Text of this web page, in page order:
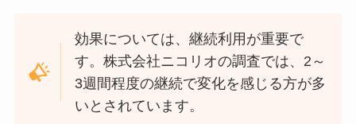
効果については、継続利用が重要で
す。株式会社ニコリオの調査では、2～
3週間程度の継続で変化を感じる方が多
いとされています。